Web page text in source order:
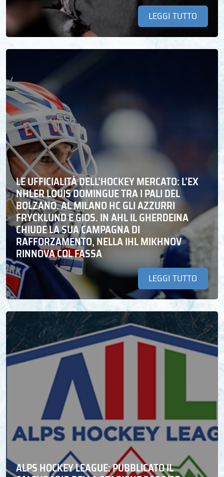
LEGGI TUTTO
LE UFFICIALITÀ DELL’HOCKEY MERCATO: L’EX
NHLER LOUIS DOMINGUE TRA I PALI DEL
BOLZANO. AL MILANO HC GLI AZZURRI
FRYCKLUND E GIOS. IN AHL IL GHERDEINA
CHIUDE LA SUA CAMPAGNA DI
RAFFORZAMENTO, NELLA IHL MIKHNOV
RINNOVA COL FASSA
LEGGI TUTTO
ALPS HOCKEY LEAGUE: PUBBLICATO IL